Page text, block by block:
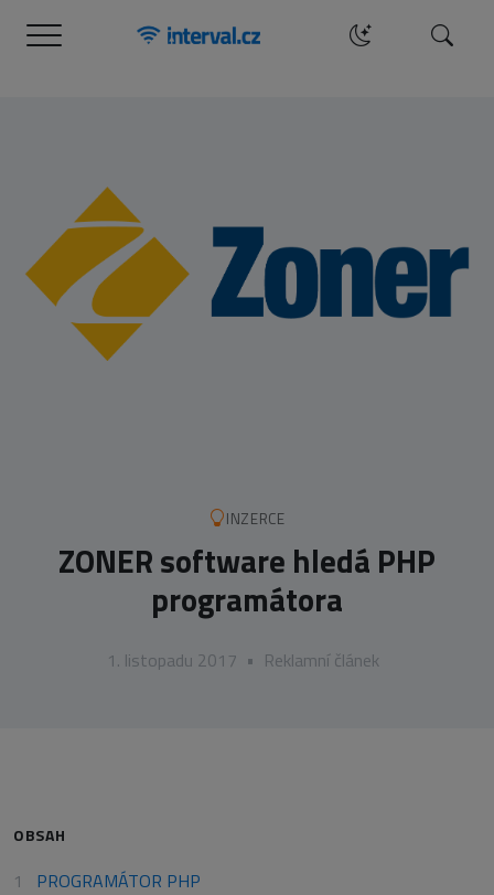
Menu Hledat
INZERCE
ZONER software hledá PHP
programátora
1. listopadu 2017 • Reklamní článek
OBSAH
PROGRAMÁTOR PHP